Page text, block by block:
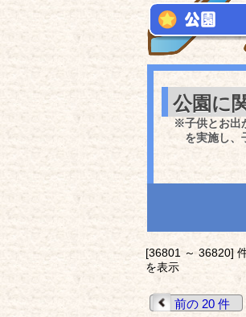
公園に
※子供とお出
を実施し、
[36801 ～ 36820]
を表示
前の 20 件